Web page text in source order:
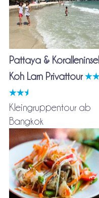
Pattaya & Koralleninsel
Koh Larn Privattour
Kleingruppentour ab
Bangkok